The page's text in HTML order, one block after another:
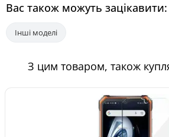
Вас також можуть зацікавити:
Інші моделі
З цим товаром, також